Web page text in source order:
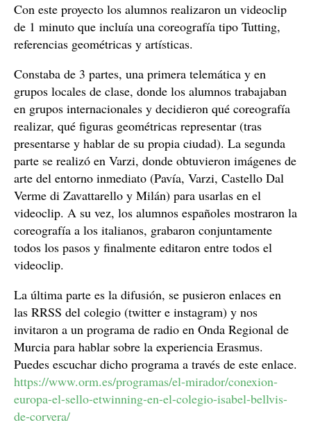
Con este proyecto los alumnos realizaron un videoclip
de 1 minuto que incluía una coreografía tipo Tutting,
referencias geométricas y artísticas.
Constaba de 3 partes, una primera telemática y en
grupos locales de clase, donde los alumnos trabajaban
en grupos internacionales y decidieron qué coreografía
realizar, qué figuras geométricas representar (tras
presentarse y hablar de su propia ciudad). La segunda
parte se realizó en Varzi, donde obtuvieron imágenes de
arte del entorno inmediato (Pavía, Varzi, Castello Dal
Verme di Zavattarello y Milán) para usarlas en el
videoclip. A su vez, los alumnos españoles mostraron la
coreografía a los italianos, grabaron conjuntamente
todos los pasos y finalmente editaron entre todos el
videoclip.
La última parte es la difusión, se pusieron enlaces en
las RRSS del colegio (twitter e instagram) y nos
invitaron a un programa de radio en Onda Regional de
Murcia para hablar sobre la experiencia Erasmus.
Puedes escuchar dicho programa a través de este enlace.
https://www.orm.es/programas/el-mirador/conexion-
europa-el-sello-etwinning-en-el-colegio-isabel-bellvis-
de-corvera/